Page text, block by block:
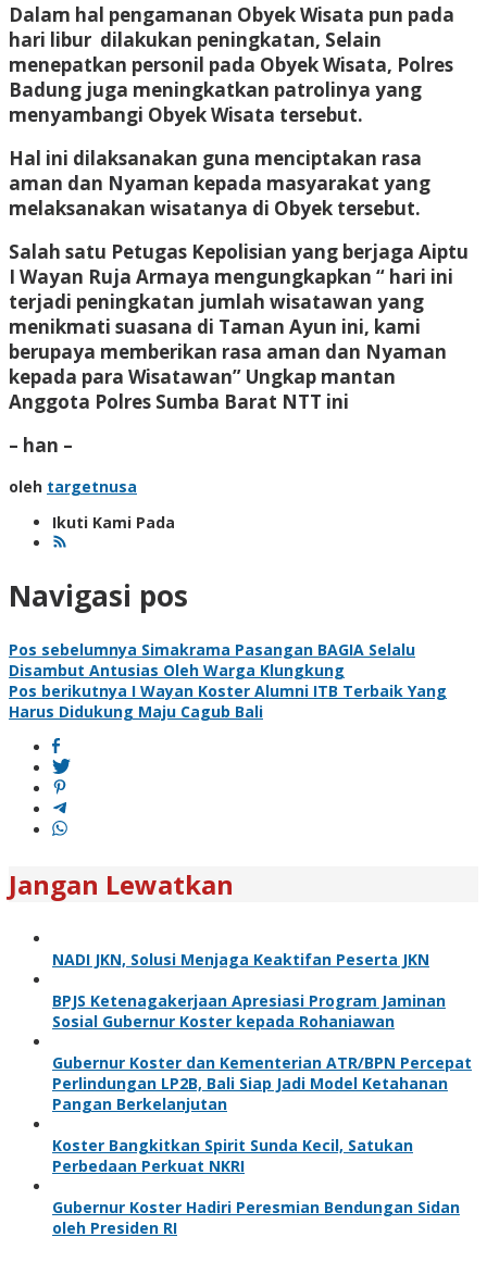
Dalam hal pengamanan Obyek Wisata pun pada
hari libur dilakukan peningkatan, Selain
menepatkan personil pada Obyek Wisata, Polres
Badung juga meningkatkan patrolinya yang
menyambangi Obyek Wisata tersebut.
Hal ini dilaksanakan guna menciptakan rasa
aman dan Nyaman kepada masyarakat yang
melaksanakan wisatanya di Obyek tersebut.
Salah satu Petugas Kepolisian yang berjaga Aiptu
I Wayan Ruja Armaya mengungkapkan “ hari ini
terjadi peningkatan jumlah wisatawan yang
menikmati suasana di Taman Ayun ini, kami
berupaya memberikan rasa aman dan Nyaman
kepada para Wisatawan” Ungkap mantan
Anggota Polres Sumba Barat NTT ini
– han –
oleh targetnusa
Ikuti Kami Pada
Navigasi pos
Pos sebelumnya Simakrama Pasangan BAGIA Selalu
Disambut Antusias Oleh Warga Klungkung
Pos berikutnya I Wayan Koster Alumni ITB Terbaik Yang
Harus Didukung Maju Cagub Bali
Jangan Lewatkan
NADI JKN, Solusi Menjaga Keaktifan Peserta JKN
BPJS Ketenagakerjaan Apresiasi Program Jaminan
Sosial Gubernur Koster kepada Rohaniawan
Gubernur Koster dan Kementerian ATR/BPN Percepat
Perlindungan LP2B, Bali Siap Jadi Model Ketahanan
Pangan Berkelanjutan
Koster Bangkitkan Spirit Sunda Kecil, Satukan
Perbedaan Perkuat NKRI
Gubernur Koster Hadiri Peresmian Bendungan Sidan
oleh Presiden RI